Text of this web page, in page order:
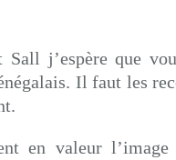
Sall j’espère que
Il faut les
en valeur